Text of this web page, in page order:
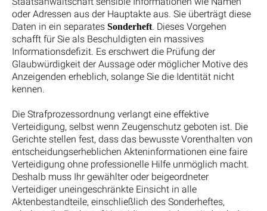
oder Adressen aus der Hauptakte aus. Sie überträgt diese
Daten in ein separates Sonderheft. Dieses Vorgehen
schafft für Sie als Beschuldigten ein massives
Informationsdefizit. Es erschwert die Prüfung der
Glaubwürdigkeit der Aussage oder möglicher Motive des
Anzeigenden erheblich, solange Sie die Identität nicht
kennen.
Die Strafprozessordnung verlangt eine effektive
Verteidigung, selbst wenn Zeugenschutz geboten ist. Die
Gerichte stellen fest, dass das bewusste Vorenthalten von
entscheidungserheblichen Akteninformationen eine faire
Verteidigung ohne professionelle Hilfe unmöglich macht.
Deshalb muss Ihr gewählter oder beigeordneter
Verteidiger uneingeschränkte Einsicht in alle
Aktenbestandteile, einschließlich des Sonderheftes,